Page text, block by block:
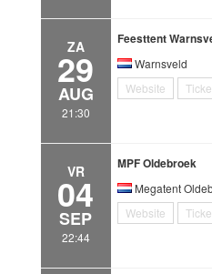
ZA
29
AUG
21:30
Feesttent
Warnsveld
Website
VR
04
SEP
22:44
MPF Oldebroek
Megatent
Website